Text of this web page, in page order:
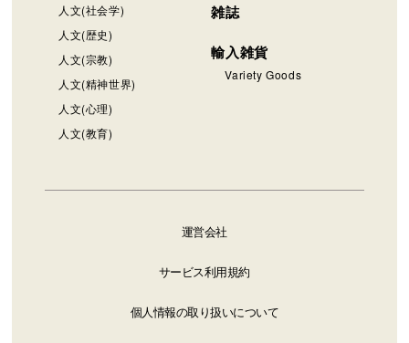
人文(社会学)
人文(歴史)
人文(宗教)
人文(精神世界)
人文(心理)
人文(教育)
雑誌
輸入雑貨
Variety Goods
運営会社
サービス利用規約
個人情報の取り扱いについて